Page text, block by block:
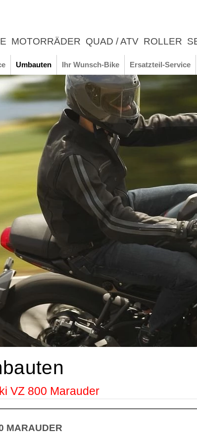
MOTORRÄDER QUAD / ATV ROLLER
ERLEBNIS
Umbauten Ihr Wunsch-Bike Ersatzteil-Service
VZ 800 Marauder
MARAUDER